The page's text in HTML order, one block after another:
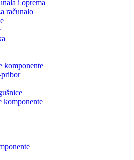
i oprema
računalo
komponente
pribor
komponente